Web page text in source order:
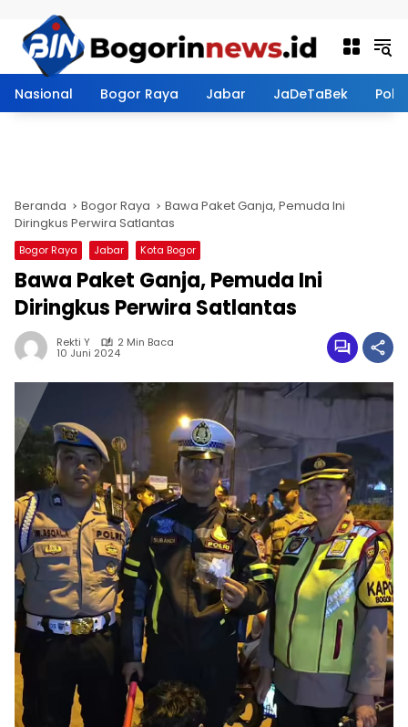
Nasional Bogor Raya Jabar JaDeTaBek
Beranda Bogor Raya
Bawa Paket Ganja, Pemuda Ini
Diringkus Perwira Satlantas
Bogor Raya Jabar Kota Bogor
Bawa Paket Ganja, Pemuda Ini
Diringkus Perwira Satlantas
Rekti Y 2 Min Baca
10 Juni 2024